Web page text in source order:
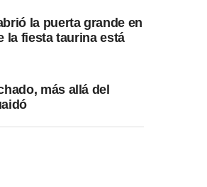
la puerta grande en
la fiesta taurina está
más allá del